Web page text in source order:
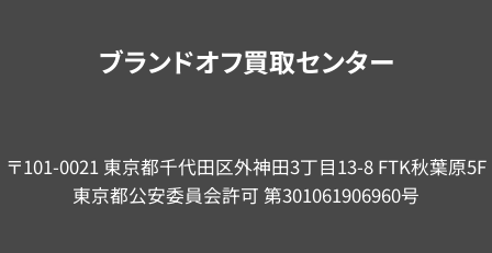
ブランドオフ買取センター
〒101-0021 東京都千代田区外神田3丁目13-8 FTK秋葉原5F
東京都公安委員会許可 第301061906960号